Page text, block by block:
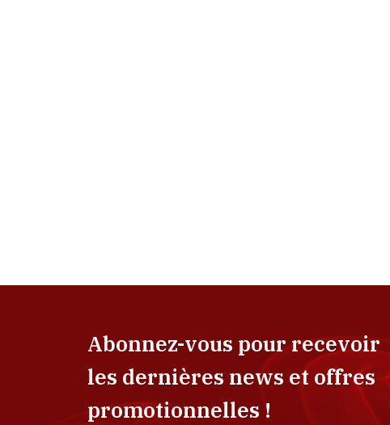
Abonnez-vous pour recevoir
les dernières news et offres
promotionnelles !